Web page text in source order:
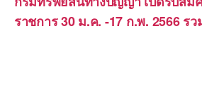
ราชการ 30 ม.ค. -17 ก.พ. 2566 รว